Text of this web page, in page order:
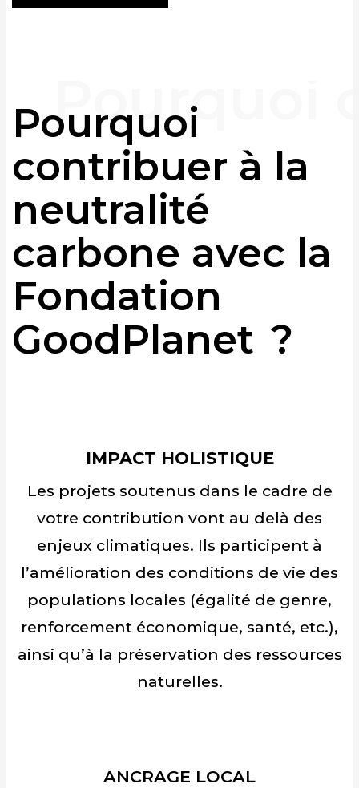
Pourquoi
contribuer à la
neutralité
carbone avec la
Fondation
GoodPlanet ?
IMPACT HOLISTIQUE
Les projets soutenus dans le cadre de
votre contribution vont au delà des
enjeux climatiques. Ils participent à
l’amélioration des conditions de vie des
populations locales (égalité de genre,
renforcement économique, santé, etc.),
ainsi qu’à la préservation des ressources
naturelles.
ANCRAGE LOCAL